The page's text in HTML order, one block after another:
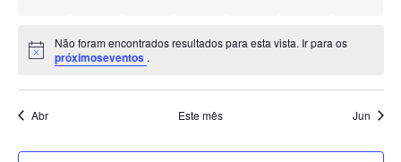
Aviso
Não foram encontrados resultados para esta vista. Ir para os
próximoseventos .
Abr Este mês Jun